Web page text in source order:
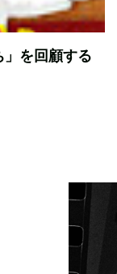
を回顧する